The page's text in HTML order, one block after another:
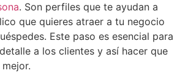
. Son perfiles que te ayudan a
que quieres atraer a tu negocio
Este paso es esencial para
a los clientes y así hacer que